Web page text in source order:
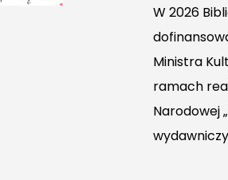
W 2026
Ministra
ramach
Narodowej